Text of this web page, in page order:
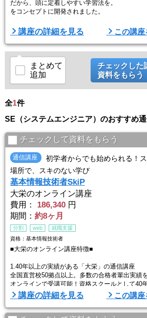
だから、頭に定着しやすい学習法を。
をコンセプトに開発されました。
■講座の特徴
①今から始める人も、仕事が忙しい人も
スキのない新学習法「SkiP」で、頭に定着しや
（１）短時間で、基本情報技術者の全体像を把
→やみくもな暗記ではなく、まずは全体像を把
近道です。
（２）約5分で、ポイントをつかむ（STEP講座
→1回約5分で、基本情報技術者合格ポイントを
→全体像を理 ...
講座の詳細を見る この講
まとめて
追加
チェックした
資料をもらう
全1件
SE（システムエンジニア）のおすすめ
チェックして資料をもらう
通信講座
初学者からでも始められる！
場所で、スキのない学び
基本情報技術者SkiP
大栄のオンライン講座
費用：
186,340 円
期間： 約8ヶ月
分割 web
就職支援
資格：基本情報技術者
■大栄のオンライン講座特徴■
1.40年以上の実績がある「大栄」の通信講座
全国直営校50拠点以上。多数の合格者輩出実績
オンラインで受講可能！資格スクールとして40
ら、内容も任せて安心。それほど合格ノウハウ
です。
講座の詳細を見る この講